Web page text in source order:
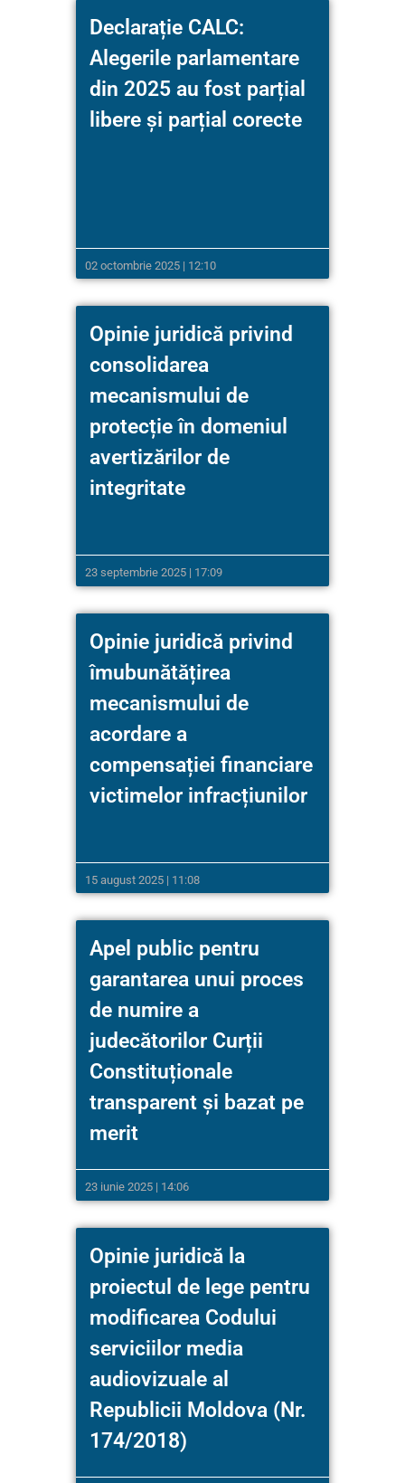
Declarație CALC:
Alegerile parlamentare
din 2025 au fost parțial
libere și parțial corecte
02 octombrie 2025 | 12:10
Opinie juridică privind
consolidarea
mecanismului de
protecție în domeniul
avertizărilor de
integritate
23 septembrie 2025 | 17:09
Opinie juridică privind
îmubunătățirea
mecanismului de
acordare a
compensației financiare
victimelor infracțiunilor
15 august 2025 | 11:08
Apel public pentru
garantarea unui proces
de numire a
judecătorilor Curții
Constituționale
transparent și bazat pe
merit
23 iunie 2025 | 14:06
Opinie juridică la
proiectul de lege pentru
modificarea Codului
serviciilor media
audiovizuale al
Republicii Moldova (Nr.
174/2018)